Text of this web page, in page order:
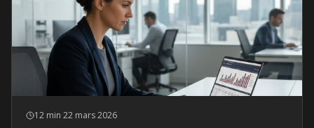
12 min 22 mars 2026